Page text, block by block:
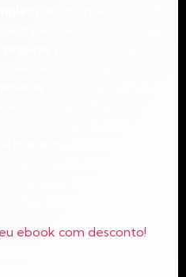
ebook com desconto!